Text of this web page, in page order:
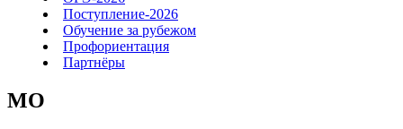
Поступление-2026
Обучение за рубежом
Профориентация
Партнёры
MO